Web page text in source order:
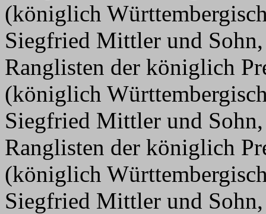
(königlich
Siegfried Mittler und
Ranglisten der königlich
(königlich
Siegfried Mittler und
Ranglisten der königlich
(königlich
Siegfried Mittler und